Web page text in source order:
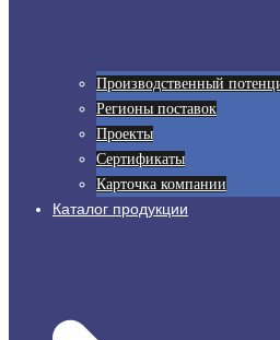
Производственный
Регионы поставок
Проекты
Сертификаты
Карточка компании
Каталог продукции